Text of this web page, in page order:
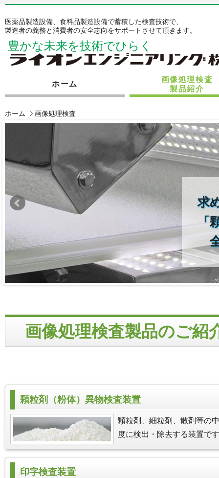
医薬品製造設備、食料品製造設備で蓄積した検査技術で、
製造者の義務と消費者の安全志向をサポートさせて頂きます。
豊かな未来を技術でひらく
ホーム
画像処理検査
製品紹介
ホーム 画像処理検査
求
「
画像処理検査製品のご紹
顆粒剤（粉体）異物検査装置
顆粒剤、細粒剤、散剤等の
度に検出・除去する装置で
印字検査装置